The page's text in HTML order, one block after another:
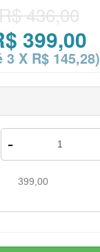
436,00
399,00
3 X R$ 145,28)
-
399,00